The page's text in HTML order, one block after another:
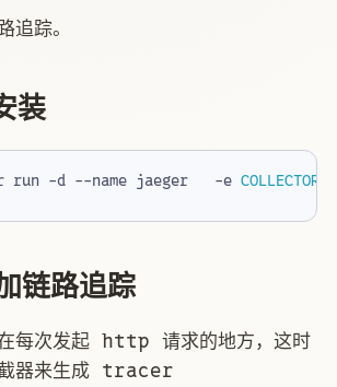
追踪。
装
run -d --name jaeger   -e
链路追踪
每次发起 http 请求的地方，这时
截器来生成 tracer